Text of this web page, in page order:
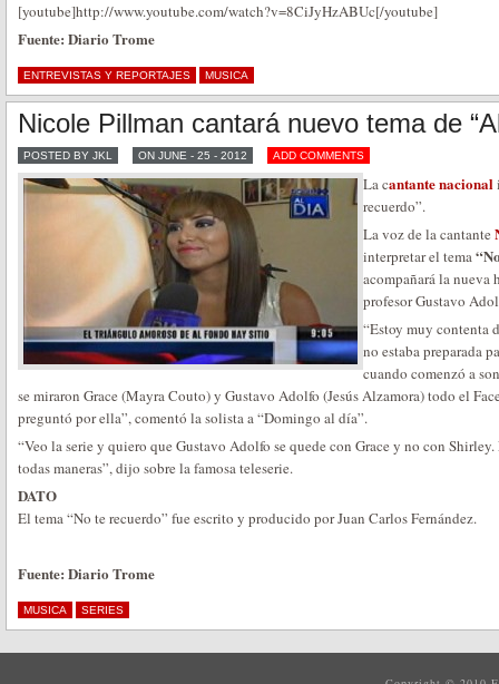
[youtube]http://www.youtube.com/watch?v=8CiJyHzABUc[/youtube]
Fuente: Diario Trome
ENTREVISTAS Y REPORTAJES MUSICA
Nicole Pillman cantará nuevo tema de
POSTED BY JKL ON JUNE - 25 - 2012 ADD COMMENTS
La cantante nacional
recuerdo”.
La voz de la cantante
interpretar el tema
acompañará la nueva
profesor Gustavo
“Estoy muy contenta
no estaba preparada
cuando comenzó a
se miraron Grace (Mayra Couto) y Gustavo Adolfo (Jesús Alzamora) todo el
preguntó por ella”, comentó la solista a “Domingo al día”.
“Veo la serie y quiero que Gustavo Adolfo se quede con Grace y no con
todas maneras”, dijo sobre la famosa teleserie.
DATO
El tema “No te recuerdo” fue escrito y producido por Juan Carlos Fernández.
Fuente: Diario Trome
MUSICA SERIES